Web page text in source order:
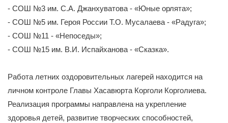
- СОШ №3 им. С.А. Джанхуватова - «Юные орлята»;
- СОШ №5 им. Героя России Т.О. Мусалаева - «Радуга»;
- СОШ №11 - «Непоседы»;
- СОШ №15 им. В.И. Испайханова - «Сказка».
Работа летних оздоровительных лагерей находится на
личном контроле Главы Хасавюрта Корголи Корголиева.
Реализация программы направлена на укрепление
здоровья детей, развитие творческих способностей,